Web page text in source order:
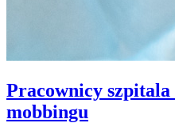
Pracownicy
mobbingu